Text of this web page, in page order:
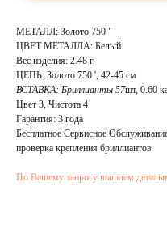
МЕТАЛЛ: Золото 750 "
ЦВЕТ МЕТАЛЛА: Белый
Вес изделия: 2.48 г
ЦЕПЬ: Золото 750 ', 42-45 см
ВСТАВКА: Бриллианты 57шт, 0.60
Цвет 3, Чистота 4
Гарантия: 3 года
Бесплатное Сервисное
проверка крепления бриллиантов
По Вашему запросу вышлем